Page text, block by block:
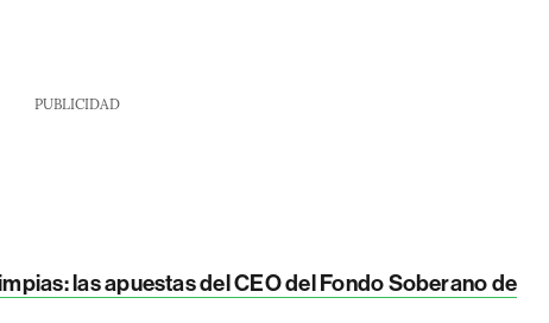
PUBLICIDAD
las apuestas del CEO del Fondo Soberano de